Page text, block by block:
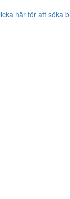
här för att söka